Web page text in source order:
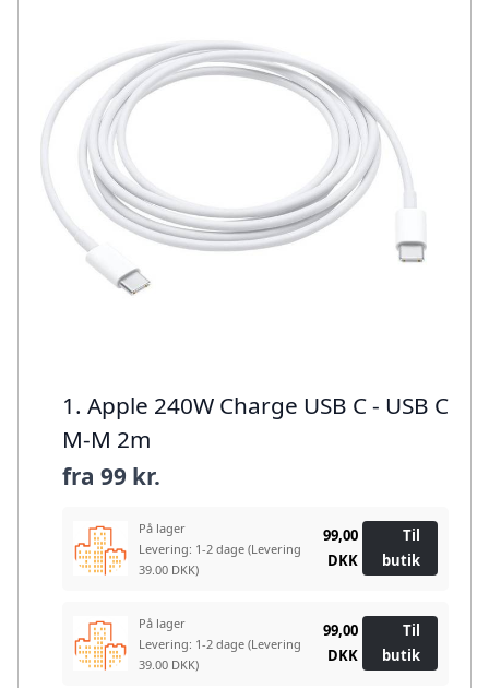
1. Apple 240W Charge USB C - USB C
M-M 2m
fra 99 kr.
På lager
Levering: 1-2 dage (Levering
39.00 DKK)
99,00
DKK
Til
butik
På lager
Levering: 1-2 dage (Levering
39.00 DKK)
99,00
DKK
Til
butik